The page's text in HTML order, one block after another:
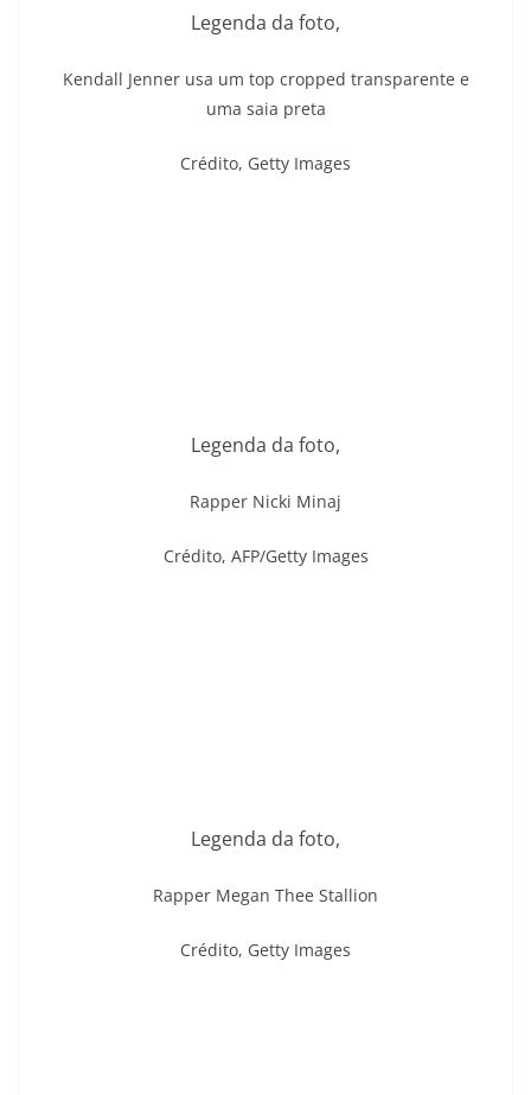
Legenda da foto,
Kendall Jenner usa um top cropped transparente e
uma saia preta
Crédito, Getty Images
Legenda da foto,
Rapper Nicki Minaj
Crédito, AFP/Getty Images
Legenda da foto,
Rapper Megan Thee Stallion
Crédito, Getty Images